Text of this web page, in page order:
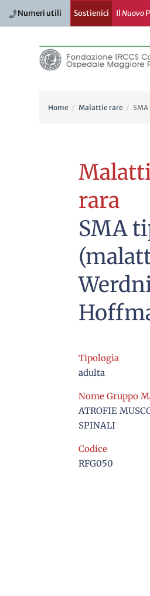
Numeri utili Sostienici IlNuovo
Home Malattie rare
rara
SMA
Tipologia
adulta
Nome Gruppo
ATROFIE
SPINALI
Codice
RFG050